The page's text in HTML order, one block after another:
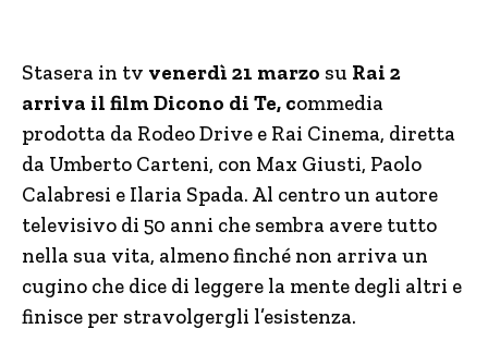
Stasera in tv venerdì 21 marzo su Rai 2
arriva il film Dicono di Te, commedia
prodotta da Rodeo Drive e Rai Cinema, diretta
da Umberto Carteni, con Max Giusti, Paolo
Calabresi e Ilaria Spada. Al centro un autore
televisivo di 50 anni che sembra avere tutto
nella sua vita, almeno finché non arriva un
cugino che dice di leggere la mente degli altri e
finisce per stravolgergli l’esistenza.